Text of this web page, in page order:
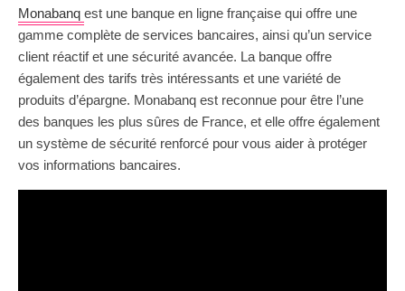
Monabanq est une banque en ligne française qui offre une
gamme complète de services bancaires, ainsi qu’un service
client réactif et une sécurité avancée. La banque offre
également des tarifs très intéressants et une variété de
produits d’épargne. Monabanq est reconnue pour être l’une
des banques les plus sûres de France, et elle offre également
un système de sécurité renforcé pour vous aider à protéger
vos informations bancaires.